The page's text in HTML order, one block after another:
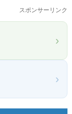
スポンサーリンク
›
›